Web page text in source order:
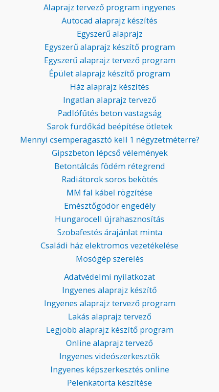
Alaprajz tervező program ingyenes
Autocad alaprajz készítés
Egyszerű alaprajz
Egyszerű alaprajz készítő program
Egyszerű alaprajz tervező program
Épület alaprajz készítő program
Ház alaprajz készítés
Ingatlan alaprajz tervező
Padlófűtés beton vastagság
Sarok fürdőkád beépítése ötletek
Mennyi csemperagasztó kell 1 négyzetméterre?
Gipszbeton lépcső vélemények
Betontálcás födém rétegrend
Radiátorok soros bekötés
MM fal kábel rögzítése
Emésztőgödör engedély
Hungarocell újrahasznosítás
Szobafestés árajánlat minta
Családi ház elektromos vezetékelése
Mosógép szerelés
Adatvédelmi nyilatkozat
Ingyenes alaprajz készítő
Ingyenes alaprajz tervező program
Lakás alaprajz tervező
Legjobb alaprajz készítő program
Online alaprajz tervező
Ingyenes videószerkesztők
Ingyenes képszerkesztés online
Pelenkatorta készítése